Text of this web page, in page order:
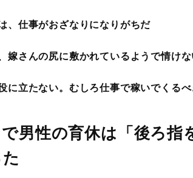
、仕事がおざなりになりがちだ
嫁さんの尻に敷かれているようで情け
に立たない。むしろ仕事で稼いでくるべ
男性の育休は「後ろ指